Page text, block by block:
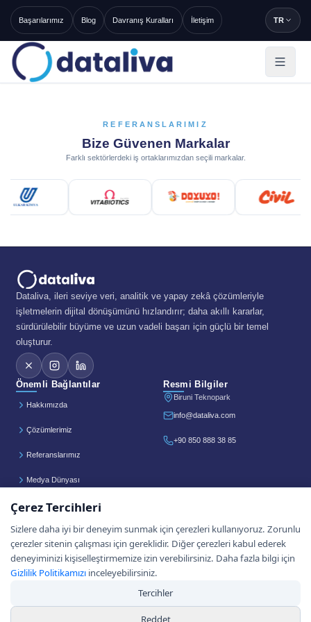
Başarılarımız Blog Davranış Kuralları İletişim TR
REFERANSLARIMIZ
Bize Güvenen Markalar
Farklı sektörlerdeki iş ortaklarımızdan seçili markalar.
Dataliva, ileri seviye veri, analitik ve yapay zekâ çözümleriyle
işletmelerin dijital dönüşümünü hızlandırır; daha akıllı kararlar,
sürdürülebilir büyüme ve uzun vadeli başarı için güçlü bir temel
oluşturur.
Önemli Bağlantılar
Hakkımızda
Çözümlerimiz
Referanslarımız
Medya Dünyası
Destek
Akademi
Gizlilik Politikası
Resmi Bilgiler
Biruni Teknopark
info@dataliva.com
+90 850 888 38 85
Çerez Tercihleri
Sizlere daha iyi bir deneyim sunmak için çerezleri kullanıyoruz. Zorunlu
çerezler sitenin çalışması için gereklidir. Diğer çerezleri kabul ederek
deneyiminizi kişiselleştirmemize izin verebilirsiniz. Daha fazla bilgi için
Gizlilik Politikamızı inceleyebilirsiniz.
Tercihler
Reddet